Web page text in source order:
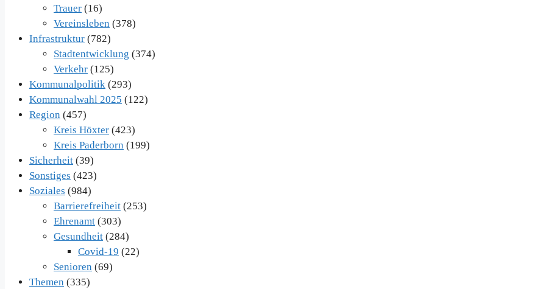
Trauer (16)
Vereinsleben (378)
Infrastruktur (782)
Stadtentwicklung (374)
Verkehr (125)
Kommunalpolitik (293)
Kommunalwahl 2025 (122)
Region (457)
Kreis Höxter (423)
Kreis Paderborn (199)
Sicherheit (39)
Sonstiges (423)
Soziales (984)
Barrierefreiheit (253)
Ehrenamt (303)
Gesundheit (284)
Covid-19 (22)
Senioren (69)
Themen (335)